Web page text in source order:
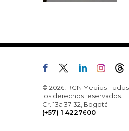
© 2026, RCN Medios. Todos
los derechos reservados.
Cr. 13a 37-32, Bogotá
(+57) 1 4227600